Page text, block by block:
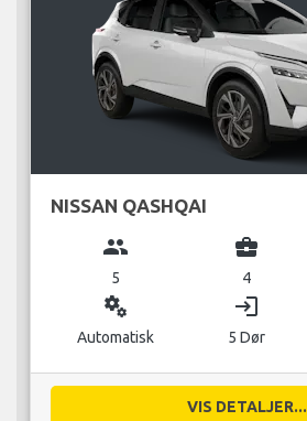
NISSAN QASHQAI
group
5
business_center
4
miscellaneous_services
Automatisk
login
5 Dør
VIS DETALJER...